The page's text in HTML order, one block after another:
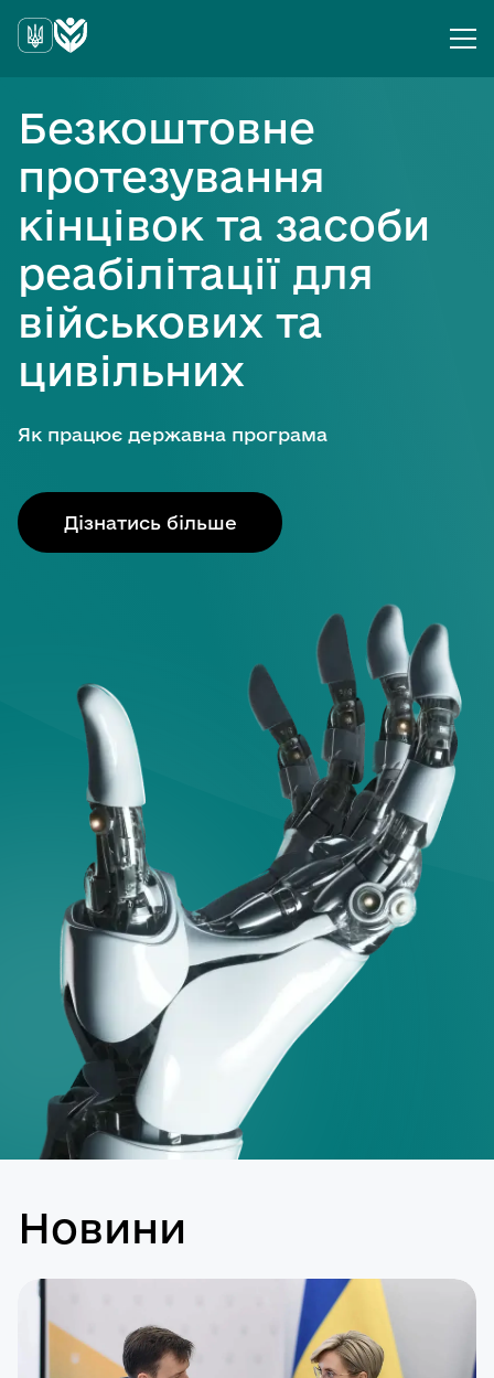
Безкоштовне
протезування
кінцівок та засоби
реабілітації для
військових та
цивільних
Як працює державна програма
Дізнатись більше
Новини
Слайд 1 of 33